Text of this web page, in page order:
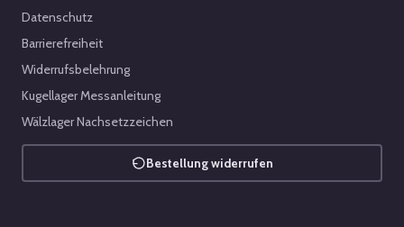
Datenschutz
Barrierefreiheit
Widerrufsbelehrung
Kugellager Messanleitung
Wälzlager Nachsetzzeichen
Bestellung widerrufen